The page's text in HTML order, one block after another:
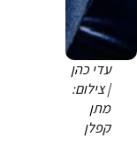
עדי כהן
| צילום:
מתן
קפלן